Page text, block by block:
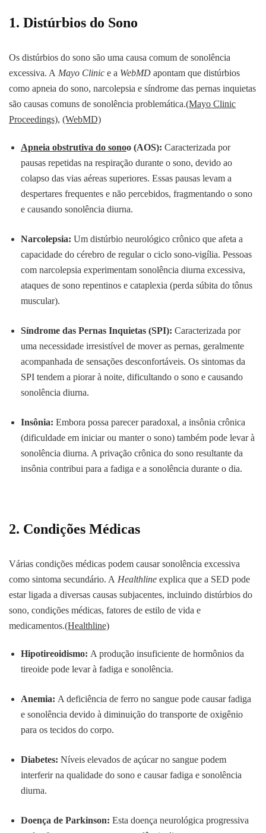
1. Distúrbios do Sono
Os distúrbios do sono são uma causa comum de sonolência
excessiva. A Mayo Clinic e a WebMD apontam que distúrbios
como apneia do sono, narcolepsia e síndrome das pernas inquietas
são causas comuns de sonolência problemática.(Mayo Clinic
Proceedings), (WebMD)
Apneia obstrutiva do sonoo (AOS): Caracterizada por
pausas repetidas na respiração durante o sono, devido ao
colapso das vias aéreas superiores. Essas pausas levam a
despertares frequentes e não percebidos, fragmentando o sono
e causando sonolência diurna.
Narcolepsia: Um distúrbio neurológico crônico que afeta a
capacidade do cérebro de regular o ciclo sono-vigília. Pessoas
com narcolepsia experimentam sonolência diurna excessiva,
ataques de sono repentinos e cataplexia (perda súbita do tônus
muscular).
Síndrome das Pernas Inquietas (SPI): Caracterizada por
uma necessidade irresistível de mover as pernas, geralmente
acompanhada de sensações desconfortáveis. Os sintomas da
SPI tendem a piorar à noite, dificultando o sono e causando
sonolência diurna.
Insônia: Embora possa parecer paradoxal, a insônia crônica
(dificuldade em iniciar ou manter o sono) também pode levar à
sonolência diurna. A privação crônica do sono resultante da
insônia contribui para a fadiga e a sonolência durante o dia.
2. Condições Médicas
Várias condições médicas podem causar sonolência excessiva
como sintoma secundário. A Healthline explica que a SED pode
estar ligada a diversas causas subjacentes, incluindo distúrbios do
sono, condições médicas, fatores de estilo de vida e
medicamentos.(Healthline)
Hipotireoidismo: A produção insuficiente de hormônios da
tireoide pode levar à fadiga e sonolência.
Anemia: A deficiência de ferro no sangue pode causar fadiga
e sonolência devido à diminuição do transporte de oxigênio
para os tecidos do corpo.
Diabetes: Níveis elevados de açúcar no sangue podem
interferir na qualidade do sono e causar fadiga e sonolência
diurna.
Doença de Parkinson: Esta doença neurológica progressiva